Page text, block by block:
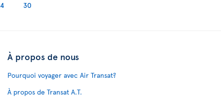
4
30
À propos de nous
Pourquoi voyager avec Air Transat?
À propos de Transat A.T.